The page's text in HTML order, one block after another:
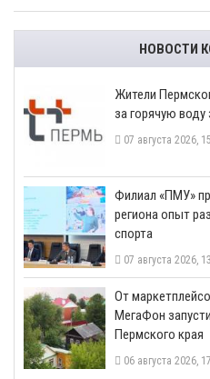
НОВОСТИ
​Жители
за горячую воду
07 августа 2026,
​Филиал «ПМУ»
региона опыт
спорта
07 августа 2026,
От
МегаФон
Пермского края
06 августа 2026,